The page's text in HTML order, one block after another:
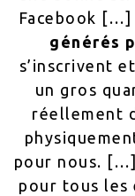
Facebook […]
générés
s’inscrivent
un gros
réellement
pour nous.
pour tous les